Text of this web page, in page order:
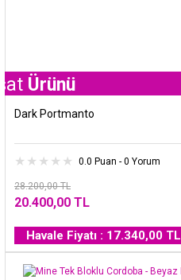
Dark Portmanto
0.0 Puan - 0 Yorum
28.200,00 TL
20.400,00 TL
Havale Fiyatı : 17.340,00 TL